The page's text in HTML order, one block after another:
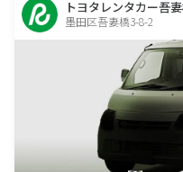
トヨタレンタカー吾
墨田区吾妻橋3-8-2